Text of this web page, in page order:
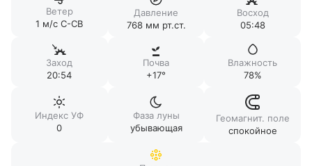
Ветер
1 м/c С-СВ
Давление
768 мм рт.ст.
Восход
05:48
Заход
20:54
Почва
+17°
Влажность
78%
Индекс УФ
0
Фаза луны
убывающая
Геомагнит. поле
спокойное